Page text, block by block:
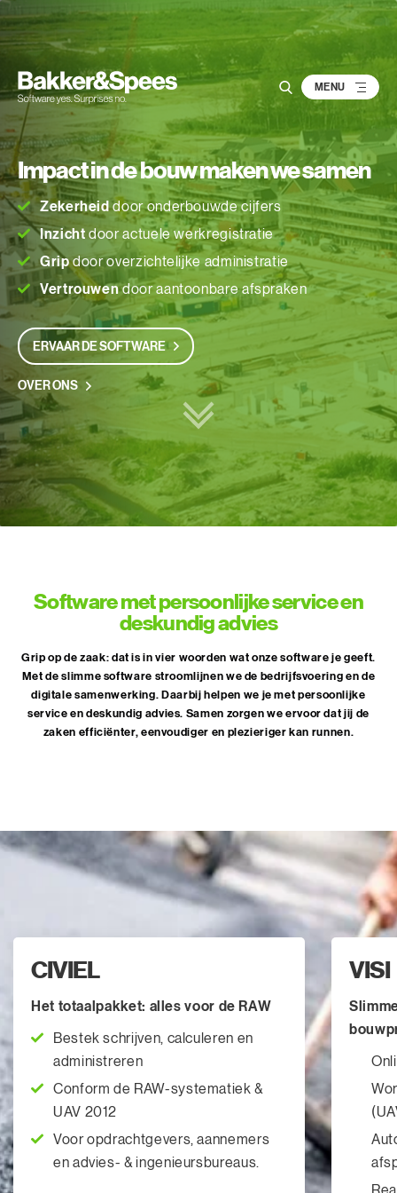
k
t
o
c
o
n
t
n
Impact in de bouwmaken we samen
Zekerheiddoor onderbouwde cijfers
Inzicht door actuele werkregistratie
Gripdoor overzichtelijke administratie
Vertrouwendoor aantoonbare afspraken
ERVAAR DE SOFTWARE
OVER ONS
Software met persoonlijkeservice en
deskundig advies
Grip op de zaak: dat is in vier woorden wat onze software je geeft.
Met de slimme software stroomlijnen we de bedrijfsvoering en de
digitale samenwerking. Daarbij helpen we je met persoonlijke
service en deskundig advies. Samen zorgen we ervoor dat jij de
zaken efficiënter, eenvoudiger en plezieriger kan runnen.
CIVIEL
Het totaalpakket: alles voor de RAW
Bestek schrijven, calculeren en
administreren
Conform de RAW-systematiek &
UAV 2012
Voor opdrachtgevers, aannemers
en advies- & ingenieursbureaus.
VISI